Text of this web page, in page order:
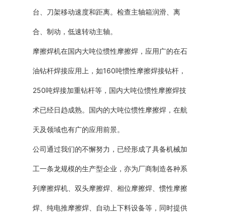
台、刀架移动速度和距离。检查主轴箱润滑、离
合、制动，低速转动主轴。
摩擦焊机在国内大吨位惯性摩擦焊，应用广的在石
油钻杆焊接应用上，如160吨惯性摩擦焊接钻杆，
250吨焊接加重钻杆等，国内大吨位惯性摩擦焊技
术已经日趋成熟。国内的大吨位惯性摩擦焊，在航
天及领域也有广的应用前景。
公司通过我们的不懈努力，已经形成了具备机械加
工一条龙规模的生产型企业，亦为厂商制造各种系
列摩擦焊机、双头摩擦焊、相位摩擦焊、惯性摩擦
焊、纯电推摩擦焊、自动上下料设备等，同时提供